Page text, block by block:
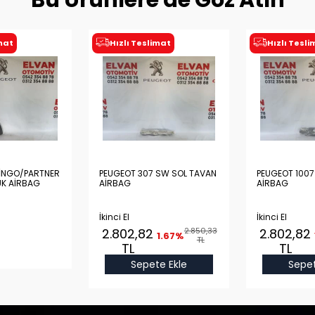
PARTNER
AİRBAG
Hızlı Teslimat
PEUGEOT 307 SW SOL TAVAN
AİRBAG
İkinci El
2.850,33
TL
1.67%
2.802,82
TL
Sepete Ekle
Hızlı
PEUGEOT
AİRBAG
İkinci El
2.802,82
TL